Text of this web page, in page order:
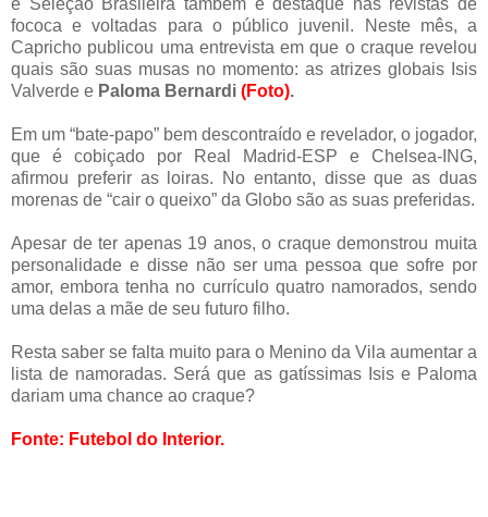
e Seleção Brasileira também é destaque nas revistas de
fococa e voltadas para o público juvenil. Neste mês, a
Capricho publicou uma entrevista em que o craque revelou
quais são suas musas no momento: as atrizes globais Isis
Valverde e Paloma Bernardi (Foto).
Em um “bate-papo” bem descontraído e revelador, o jogador,
que é cobiçado por Real Madrid-ESP e Chelsea-ING,
afirmou preferir as loiras. No entanto, disse que as duas
morenas de “cair o queixo” da Globo são as suas preferidas.
Apesar de ter apenas 19 anos, o craque demonstrou muita
personalidade e disse não ser uma pessoa que sofre por
amor, embora tenha no currículo quatro namorados, sendo
uma delas a mãe de seu futuro filho.
Resta saber se falta muito para o Menino da Vila aumentar a
lista de namoradas. Será que as gatíssimas Isis e Paloma
dariam uma chance ao craque?
Fonte: Futebol do Interior.